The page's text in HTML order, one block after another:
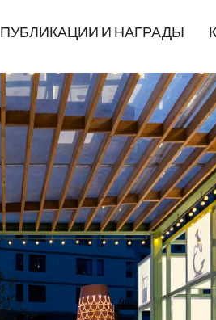
ПУБЛИКАЦИИ И НАГРАДЫ